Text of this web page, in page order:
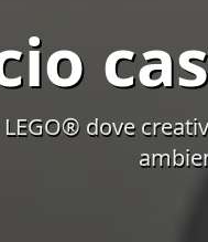
dove
immagini